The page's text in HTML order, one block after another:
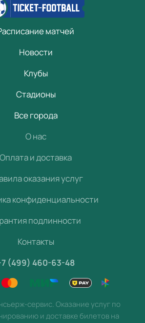
матчей
Новости
Клубы
Стадионы
Все города
О нас
Оплата и доставка
оказания услуг
конфиденциальности
подлинности
Контакты
(499) 460-63-48
сервис. Оказание услуг по
и доставке билетов на